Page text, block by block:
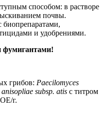
способом: в растворе
почвы.
и удобрениями.
фумигантами!
грибов: Paecilomyces
subsp. atis с титром
г.